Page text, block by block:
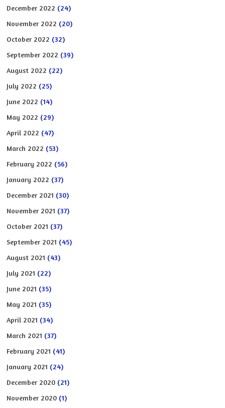
December 2022 (24)
November 2022 (20)
October 2022 (32)
September 2022 (39)
August 2022 (22)
July 2022 (25)
June 2022 (14)
May 2022 (29)
April 2022 (47)
March 2022 (53)
February 2022 (56)
January 2022 (37)
December 2021 (30)
November 2021 (37)
October 2021 (37)
September 2021 (45)
August 2021 (43)
July 2021 (22)
June 2021 (35)
May 2021 (35)
April 2021 (34)
March 2021 (37)
February 2021 (41)
January 2021 (24)
December 2020 (21)
November 2020 (1)